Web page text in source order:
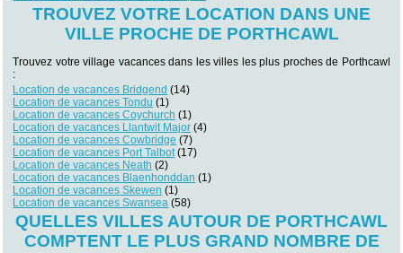
TROUVEZ VOTRE LOCATION DANS UNE
VILLE PROCHE DE PORTHCAWL
Trouvez votre village vacances dans les villes les plus proches de Porthcawl
:
Location de vacances Bridgend (14)
Location de vacances Tondu (1)
Location de vacances Coychurch (1)
Location de vacances Llantwit Major (4)
Location de vacances Cowbridge (7)
Location de vacances Port Talbot(17)
Location de vacances Neath (2)
Location de vacances Blaenhonddan (1)
Location de vacances Skewen (1)
Location de vacances Swansea (58)
QUELLES VILLES AUTOUR DE PORTHCAWL
COMPTENT LE PLUS GRAND NOMBRE DE